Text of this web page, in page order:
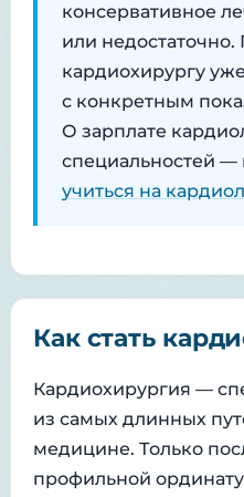
консервативное
или недостаточно.
кардиохирургу
с конкретным
О зарплате
специальностей —
учиться на
Как стать
Кардиохирургия —
из самых длинных
медицине. Только
профильной